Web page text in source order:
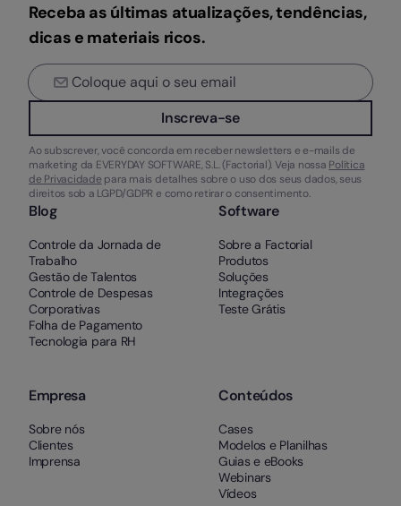
Receba as últimas atualizações, tendências,
dicas e materiais ricos.
Inscreva-se
Ao subscrever, você concorda em receber newsletters e e-mails de
marketing da EVERYDAY SOFTWARE, S.L. (Factorial). Veja nossa Política
de Privacidade para mais detalhes sobre o uso dos seus dados, seus
direitos sob a LGPD/GDPR e como retirar o consentimento.
Blog
Controle da Jornada de
Trabalho
Gestão de Talentos
Controle de Despesas
Corporativas
Folha de Pagamento
Tecnologia para RH
Software
Sobre a Factorial
Produtos
Soluções
Integrações
Teste Grátis
Empresa
Sobre nós
Clientes
Imprensa
Conteúdos
Cases
Modelos e Planilhas
Guias e eBooks
Webinars
Vídeos